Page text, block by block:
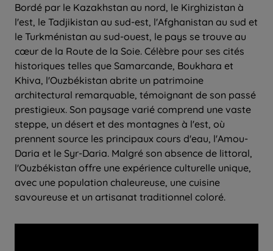
Bordé par le Kazakhstan au nord, le Kirghizistan à
l'est, le Tadjikistan au sud-est, l'Afghanistan au sud et
le Turkménistan au sud-ouest, le pays se trouve au
cœur de la Route de la Soie. Célèbre pour ses cités
historiques telles que Samarcande, Boukhara et
Khiva, l'Ouzbékistan abrite un patrimoine
architectural remarquable, témoignant de son passé
prestigieux. Son paysage varié comprend une vaste
steppe, un désert et des montagnes à l'est, où
prennent source les principaux cours d'eau, l'Amou-
Daria et le Syr-Daria. Malgré son absence de littoral,
l'Ouzbékistan offre une expérience culturelle unique,
avec une population chaleureuse, une cuisine
savoureuse et un artisanat traditionnel coloré.